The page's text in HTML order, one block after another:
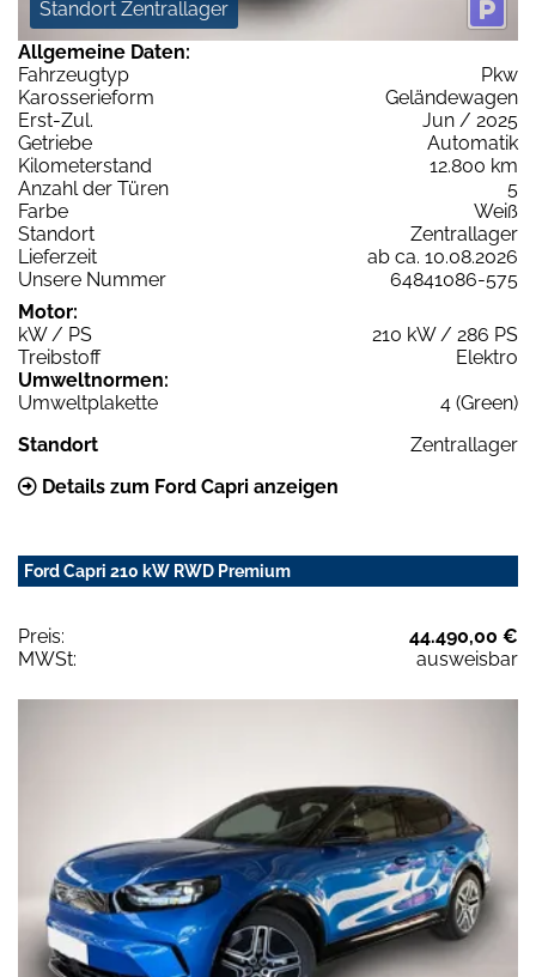
Standort Zentrallager
Allgemeine Daten:
Fahrzeugtyp
Pkw
Karosserieform
Geländewagen
Erst-Zul.
Jun / 2025
Getriebe
Automatik
Kilometerstand
12.800 km
Anzahl der Türen
5
Farbe
Weiß
Standort
Zentrallager
Lieferzeit
ab ca. 10.08.2026
Unsere Nummer
64841086-575
Motor:
kW / PS
210 kW / 286 PS
Treibstoff
Elektro
Umweltnormen:
Umweltplakette
4 (Green)
Standort
Zentrallager
Details zum Ford Capri anzeigen
Ford Capri 210 kW RWD Premium
Preis:
44.490,00 €
MWSt:
ausweisbar